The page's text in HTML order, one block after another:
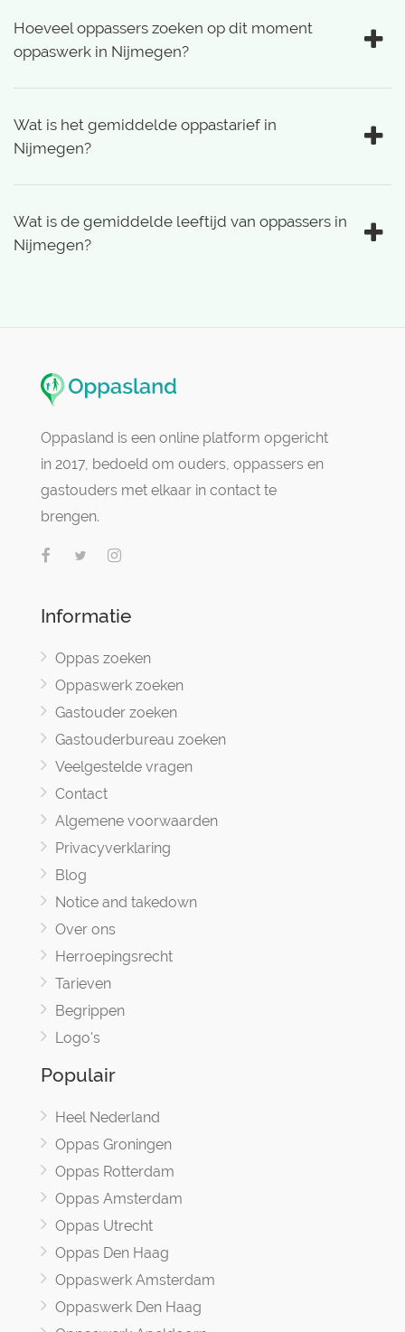
Hoeveel oppassers zoeken op dit moment
oppaswerk in Nijmegen?
Wat is het gemiddelde oppastarief in
Nijmegen?
Wat is de gemiddelde leeftijd van oppassers in
Nijmegen?
Oppasland is een online platform opgericht
in 2017, bedoeld om ouders, oppassers en
gastouders met elkaar in contact te
brengen.
Informatie
Oppas zoeken
Oppaswerk zoeken
Gastouder zoeken
Gastouderbureau zoeken
Veelgestelde vragen
Contact
Algemene voorwaarden
Privacyverklaring
Blog
Notice and takedown
Over ons
Herroepingsrecht
Tarieven
Begrippen
Logo's
Populair
Heel Nederland
Oppas Groningen
Oppas Rotterdam
Oppas Amsterdam
Oppas Utrecht
Oppas Den Haag
Oppaswerk Amsterdam
Oppaswerk Den Haag